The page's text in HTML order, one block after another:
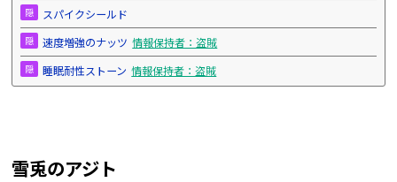
隠 スパイクシールド
隠 速度増強のナッツ 情報保持者：盗賊
隠 睡眠耐性ストーン 情報保持者：盗賊
雪兎のアジト